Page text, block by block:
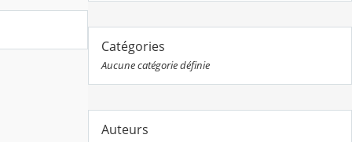
Catégories
Aucune catégorie définie
Auteurs